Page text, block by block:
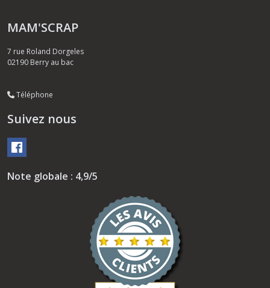
MAM'SCRAP
7 rue Roland Dorgeles
02190 Berry au bac
Téléphone
Suivez nous
Note globale : 4,9/5